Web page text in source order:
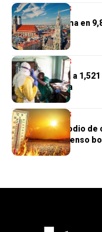
INTERNACIONALES
Alemania estima en
calor
INTERNACIONALES
El Congo eleva a
casos de ébola
INTERNACIONALES
Un nuevo episodio de
grados y un intenso